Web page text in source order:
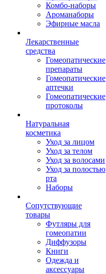
Комбо-наборы
Ароманаборы
Эфирные масла
Лекарственные
средства
Гомеопатические
препараты
Гомеопатические
аптечки
Гомеопатические
протоколы
Натуральная
косметика
Уход за лицом
Уход за телом
Уход за волосами
Уход за полостью
рта
Наборы
Сопутствующие
товары
Футляры для
гомеопатии
Диффузоры
Книги
Одежда и
аксессуары